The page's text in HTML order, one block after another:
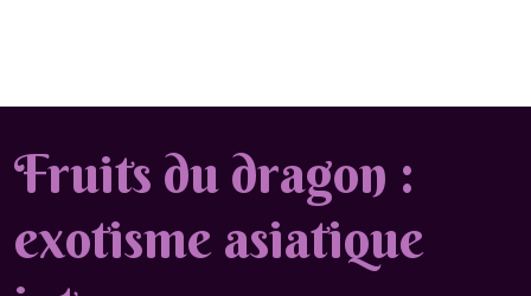
Fruits du dragon :
exotisme asiatique